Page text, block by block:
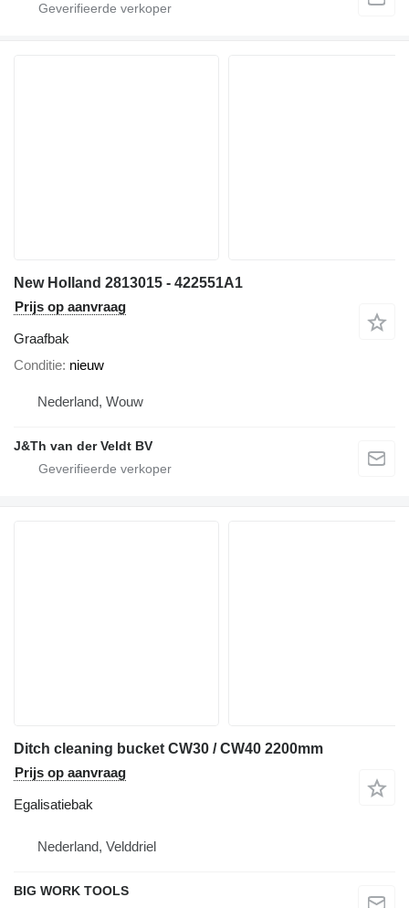
New Holland 2813015 - 422551A1
Prijs op aanvraag
Graafbak
Conditie nieuw
Nederland, Wouw
J&Th van der Veldt BV
Ditch cleaning bucket CW30 / CW40 2200mm
Prijs op aanvraag
Egalisatiebak
Nederland, Velddriel
BIG WORK TOOLS